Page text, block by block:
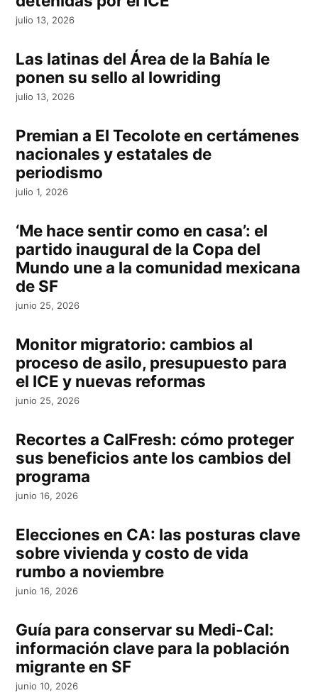
julio 13, 2026
Las latinas del Área de la Bahía le
ponen su sello al lowriding
julio 13, 2026
Premian a El Tecolote en certámenes
nacionales y estatales de
periodismo
julio 1, 2026
‘Me hace sentir como en casa’: el
partido inaugural de la Copa del
Mundo une a la comunidad mexicana
de SF
junio 25, 2026
Monitor migratorio: cambios al
proceso de asilo, presupuesto para
el ICE y nuevas reformas
junio 25, 2026
Recortes a CalFresh: cómo proteger
sus beneficios ante los cambios del
programa
junio 16, 2026
Elecciones en CA: las posturas clave
sobre vivienda y costo de vida
rumbo a noviembre
junio 16, 2026
Guía para conservar su Medi-Cal:
información clave para la población
migrante en SF
junio 10, 2026